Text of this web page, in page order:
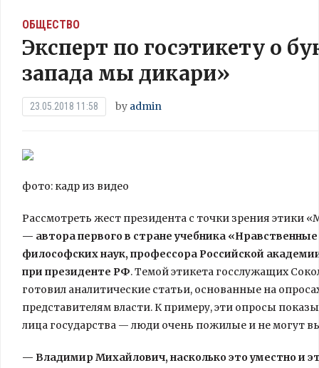
ОБЩЕСТВО
Эксперт по госэтикету о
запада мы дикари»
23.05.2018 11:58 by admin
фото: кадр из видео
Рассмотреть жест президента с точки зрения этики
— автора первого в стране учебника
философских наук, профессора Российской
при президенте РФ. Темой этикета госслужащих
готовил аналитические статьи, основанные на
представителям власти. К примеру, эти опросы
лица государства — люди очень пожилые и не могут
— Владимир Михайлович, насколько это уместно и